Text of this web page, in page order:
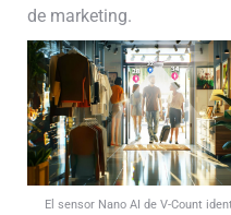
de marketing.
El sensor Nano AI de V-Count